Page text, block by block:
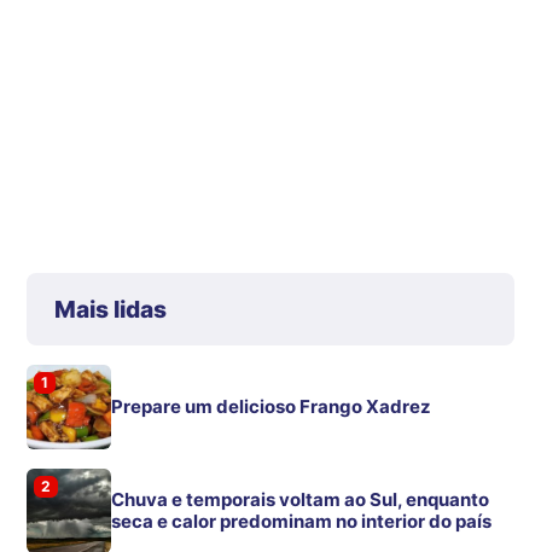
Mais lidas
1
Prepare um delicioso Frango Xadrez
2
Chuva e temporais voltam ao Sul, enquanto
seca e calor predominam no interior do país